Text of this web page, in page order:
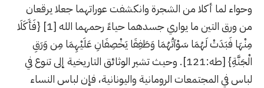
وحواء لما أكلا من الشجرة وانكشفت عوراتهما جعلا يرقعان
من ورق التين ما يواري جسدهما حياءً رحمهما الله [1] {فَأَكَلَا
مِنْهَا فَبَدَتْ لَهُمَا سَوْآتُهُمَا وَطَفِقَا يَخْصِفَانِ عَلَيْهِمَا مِن وَرَقِ
الْجَنَّةِ} [طه:121]. وحيث تشير الوثائق التاريخية إلى تنوع في
لباس في المجتمعات الرومانية واليونانية، فإن لباس النساء